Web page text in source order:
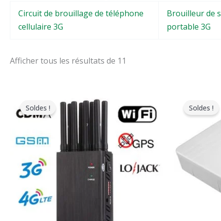
Circuit de brouillage de téléphone
cellulaire 3G
Brouilleur de
portable 3G
Afficher tous les résultats de 11
Soldes !
prix
original
était
$599.00.
prix
actuel
est
$219.99.
Soldes !
: